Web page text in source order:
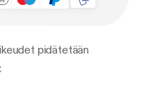
pidätetään